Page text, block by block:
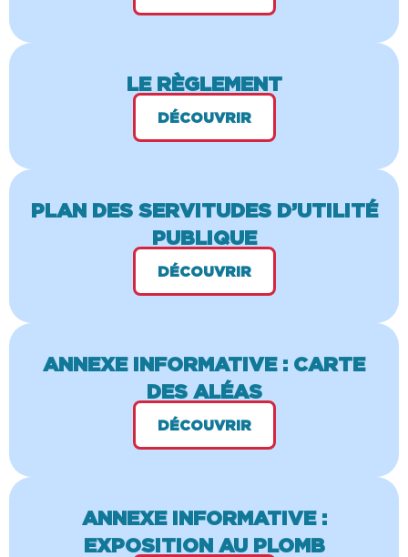
LE RÈGLEMENT
DÉCOUVRIR
PLAN DES SERVITUDES D’UTILITÉ
PUBLIQUE
DÉCOUVRIR
ANNEXE INFORMATIVE : CARTE
DES ALÉAS
DÉCOUVRIR
ANNEXE INFORMATIVE :
EXPOSITION AU PLOMB